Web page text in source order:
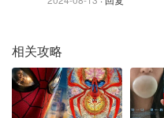
平台：PS5✅
发布：2023 年 4 月 28 日
相关攻略